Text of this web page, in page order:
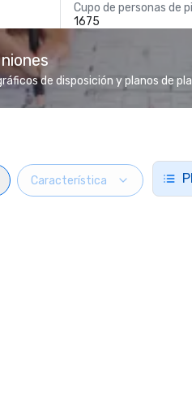
Cupo de personas de
1675
de disposición y planos de
Característica